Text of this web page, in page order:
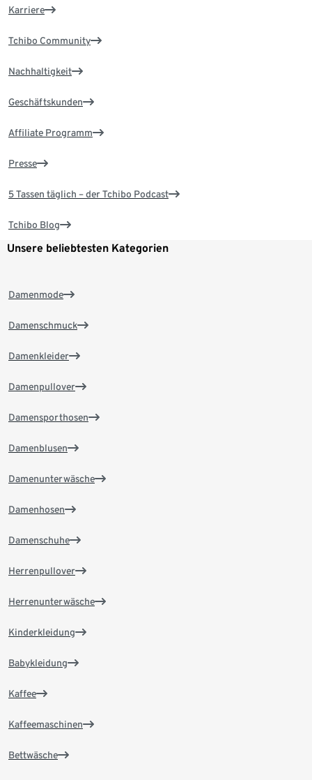
Karriere
Tchibo Community
Nachhaltigkeit
Geschäftskunden
Affiliate Programm
Presse
5 Tassen täglich – der Tchibo Podcast
Tchibo Blog
Unsere beliebtesten Kategorien
Damenmode
Damenschmuck
Damenkleider
Damenpullover
Damensporthosen
Damenblusen
Damenunterwäsche
Damenhosen
Damenschuhe
Herrenpullover
Herrenunterwäsche
Kinderkleidung
Babykleidung
Kaffee
Kaffeemaschinen
Bettwäsche